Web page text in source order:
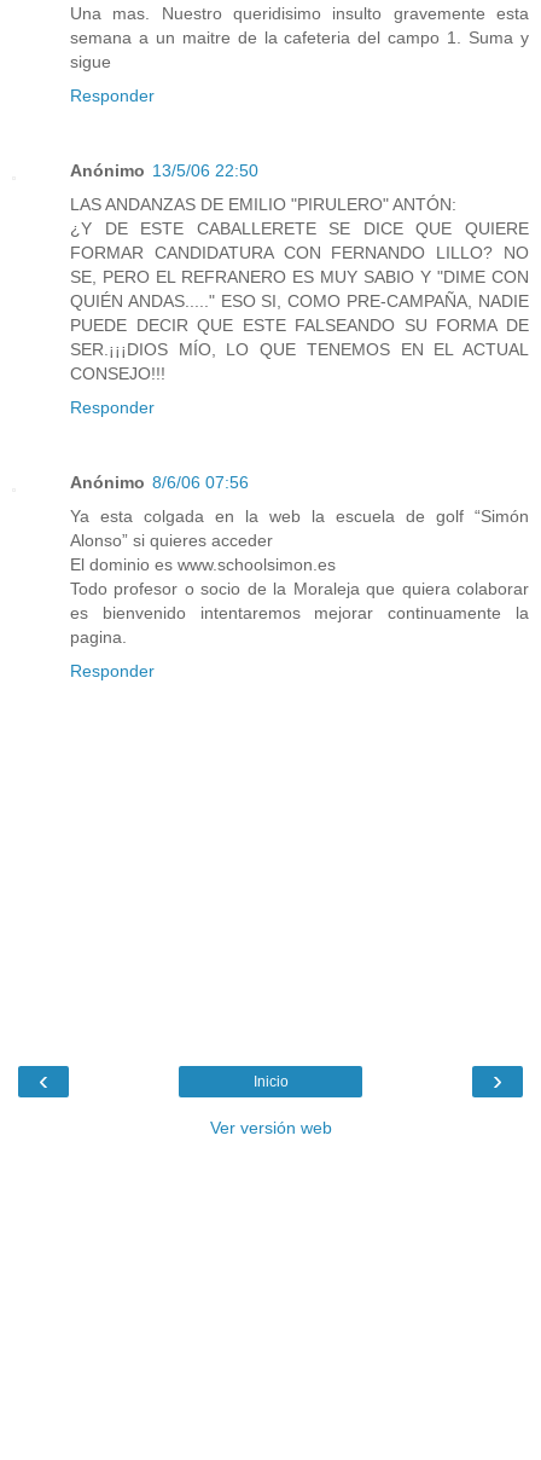
Una mas. Nuestro queridisimo insulto gravemente esta
semana a un maitre de la cafeteria del campo 1. Suma y
sigue
Responder
Anónimo 13/5/06 22:50
LAS ANDANZAS DE EMILIO "PIRULERO" ANTÓN:
¿Y DE ESTE CABALLERETE SE DICE QUE QUIERE
FORMAR CANDIDATURA CON FERNANDO LILLO? NO
SE, PERO EL REFRANERO ES MUY SABIO Y "DIME CON
QUIÉN ANDAS....." ESO SI, COMO PRE-CAMPAÑA, NADIE
PUEDE DECIR QUE ESTE FALSEANDO SU FORMA DE
SER.¡¡¡DIOS MÍO, LO QUE TENEMOS EN EL ACTUAL
CONSEJO!!!
Responder
Anónimo 8/6/06 07:56
Ya esta colgada en la web la escuela de golf “Simón
Alonso” si quieres acceder
El dominio es www.schoolsimon.es
Todo profesor o socio de la Moraleja que quiera colaborar
es bienvenido intentaremos mejorar continuamente la
pagina.
Responder
‹ ›
Inicio
Ver versión web